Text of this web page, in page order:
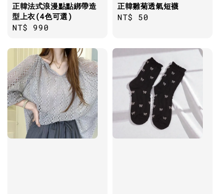
正韓法式浪漫點點綁帶造
型上衣(4色可選)
Regular
NT$ 990
正韓雛菊透氣短襪
Regular
NT$ 50